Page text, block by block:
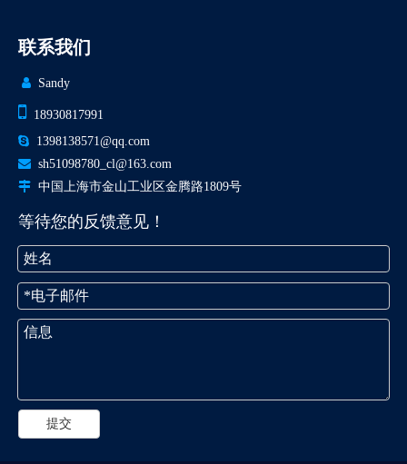
联系我们
 Sandy
18930817991
 1398138571@qq.com
 sh51098780_cl@163.com
 中国上海市金山工业区金腾路1809号
等待您的反馈意见！
提交